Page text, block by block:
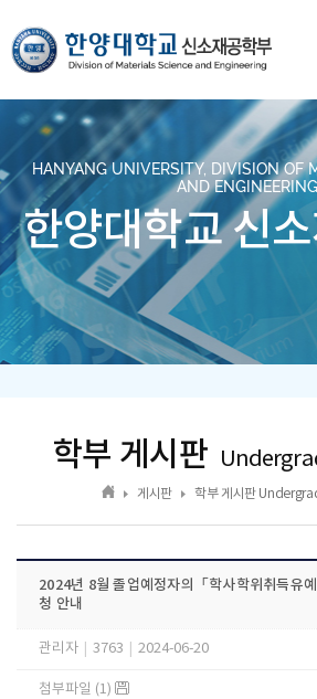
HANYANG UNIVERSITY, DIVISION OF
AND ENGINEERING
한양대학교 신
학부 게시판
게시판 학부 게시판
2024년 8월 졸업예정자의「학사학위취득유
청 안내
관리자 3763 2024-06-20
첨부파일 (1)